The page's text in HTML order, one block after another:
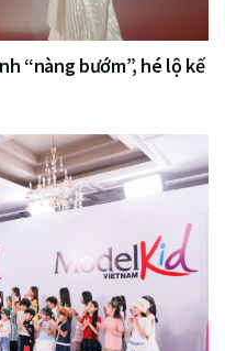
“nàng bướm”, hé lộ kế